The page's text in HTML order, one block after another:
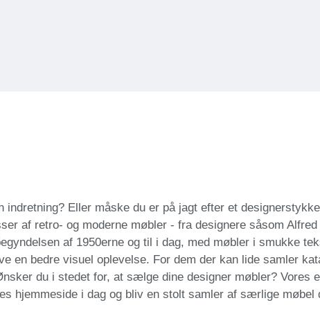
Eller måske du er på jagt efter et
af retro- og moderne møbler - fra designere såsom
af 1950erne og til i dag, med møbler i smukke
en bedre visuel oplevelse. For dem der kan lide samler
du i stedet for, at sælge dine designer møbler? Vores
hjemmeside i dag og bliv en stolt samler af særlige møbel